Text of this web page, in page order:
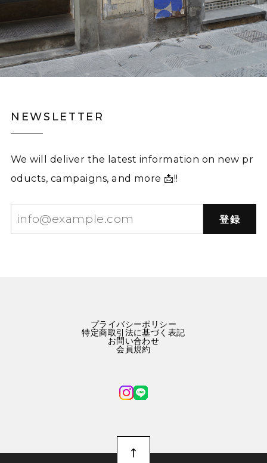
NEWSLETTER
We will deliver the latest information on new pr
oducts, campaigns, and more 📩!!
登録
プライバシーポリシー
特定商取引法に基づく表記
お問い合わせ
会員規約